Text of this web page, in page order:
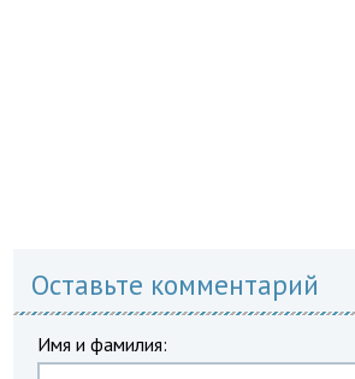
Оставьте комментарий
Имя и фамилия: